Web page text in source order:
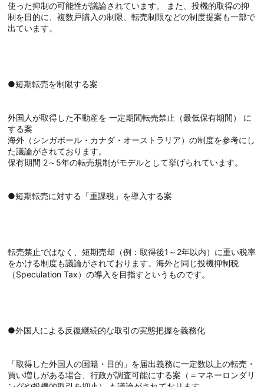
使った抑制の可能性が議論されています。 また、投機的取得の抑
制を目的に、複数戸購入の制限、転売制限などの制度提案も一部で
出ています。
●短期転売を制限する案
外国人が取得した不動産を 一定期間転売禁止（最低保有期間） に
する案
海外（シンガポール・カナダ・オーストラリア）の制度を参考にし
た議論がされております。
保有期間 2～5年の転売規制がモデルとして挙げられています。
●短期転売に対する「重課税」を導入する案
転売禁止ではなく、短期売却（例：取得後1～2年以内）に重い税率
をかける制度も議論がされております。海外と同じ投機抑制税
（Speculation Tax）の導入を目指すというものです。
●外国人による反復継続的な取引の実態把握を義務化
「取得した外国人の国籍・目的」を届出義務に一定数以上の転売・
買い増しがある場合、行政が調査可能にする案（＝マネーロンダリ